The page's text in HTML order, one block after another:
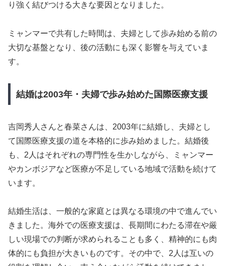
り強く結びつける大きな要因となりました。
ミャンマーで共有した時間は、夫婦として歩み始める前の
大切な基盤となり、後の活動にも深く影響を与えていま
す。
結婚は2003年・夫婦で歩み始めた国際医療支援
吉岡秀人さんと春菜さんは、2003年に結婚し、夫婦とし
て国際医療支援の道を本格的に歩み始めました。結婚後
も、2人はそれぞれの専門性を生かしながら、ミャンマー
やカンボジアなど医療が不足している地域で活動を続けて
います。
結婚生活は、一般的な家庭とは異なる環境の中で進んでい
きました。海外での医療支援は、長期間にわたる滞在や厳
しい現場での判断が求められることも多く、精神的にも肉
体的にも負担が大きいものです。その中で、2人は互いの